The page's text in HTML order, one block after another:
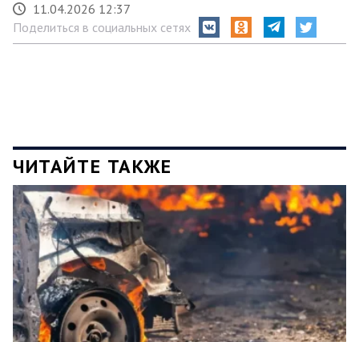
11.04.2026 12:37
Поделиться в социальных сетях
ЧИТАЙТЕ ТАКЖЕ